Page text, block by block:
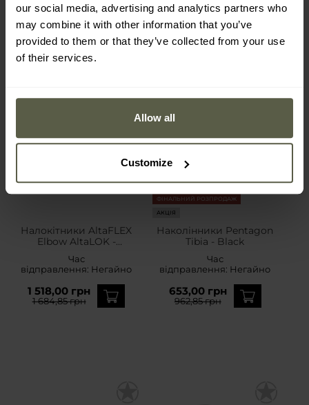
our social media, advertising and analytics partners who
may combine it with other information that you’ve
provided to them or that they’ve collected from your use
of their services.
Allow all
Customize
Налокітники AltaFLEX
Elbow AltaLOK -
Час
відправлення: Негайно
1 518,00 грн
1 684,85 грн
ФІНАЛЬНИЙ РОЗПРОДАЖ
АКЦІЯ
Наколінники Pentagon
Tibia - Black
Час
відправлення: Негайно
653,00 грн
962,85 грн